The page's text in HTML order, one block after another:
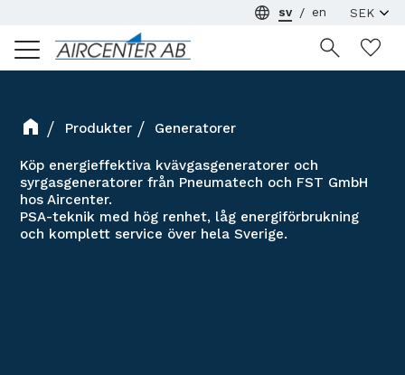
Meny
sv en
Produkter Generatorer
Köp energieffektiva kvävgasgeneratorer och
syrgasgeneratorer från Pneumatech och FST GmbH
hos Aircenter.
PSA-teknik med hög renhet, låg energiförbrukning
och komplett service över hela Sverige.